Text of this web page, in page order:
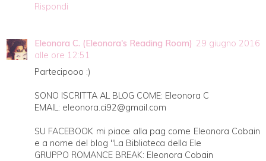
Rispondi
Eleonora C. (Eleonora's Reading Room) 29 giugno 2016
alle ore 12:51
Partecipooo :)
SONO ISCRITTA AL BLOG COME: Eleonora C
EMAIL: eleonora.ci92@gmail.com
SU FACEBOOK mi piace alla pag come Eleonora Cobain
e a nome del blog "La Biblioteca della Ele
GRUPPO ROMANCE BREAK: Eleonora Cobain